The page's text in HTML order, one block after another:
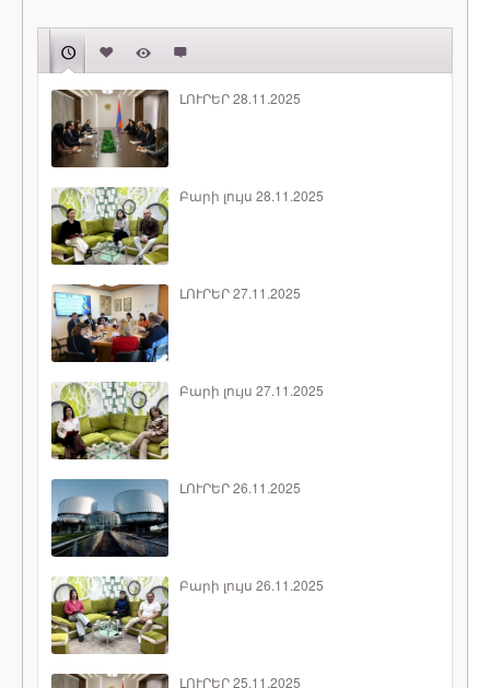
ԼՈՒՐԵՐ 28.11.2025
Բարի լույս 28.11.2025
ԼՈՒՐԵՐ 27.11.2025
Բարի լույս 27.11.2025
ԼՈՒՐԵՐ 26.11.2025
Բարի լույս 26.11.2025
ԼՈՒՐԵՐ 25.11.2025